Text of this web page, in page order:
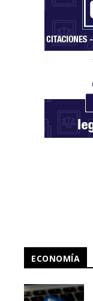
ECONOMÍA